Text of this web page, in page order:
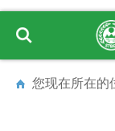
您现在所在的